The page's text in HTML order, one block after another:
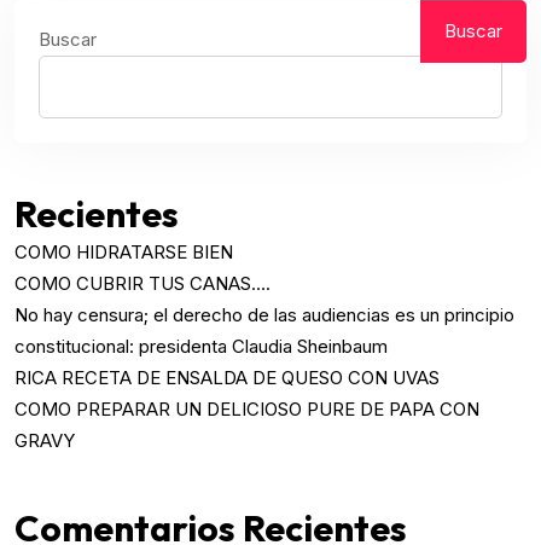
Buscar Buscar
Recientes
COMO HIDRATARSE BIEN
COMO CUBRIR TUS CANAS….
No hay censura; el derecho de las audiencias es un principio
constitucional: presidenta Claudia Sheinbaum
RICA RECETA DE ENSALDA DE QUESO CON UVAS
COMO PREPARAR UN DELICIOSO PURE DE PAPA CON
GRAVY
Comentarios Recientes